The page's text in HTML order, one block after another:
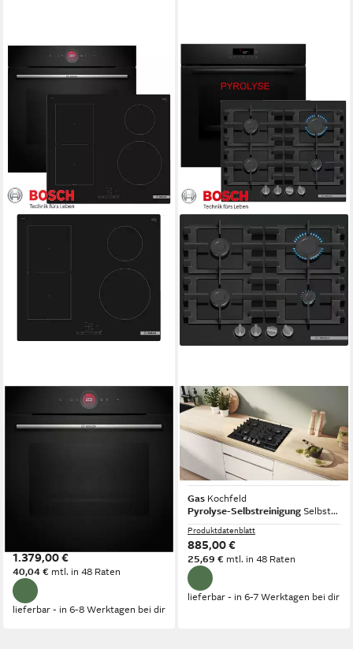
Induktions Herd-Set Bosch
Selbstreinigung
1.379,00 €
40,04 € mtl. in 48 Raten
lieferbar - in 6-8 Werktagen bei dir
BOSCH
Gasherd-Set Gasherd
Herdset Autark Pyrolyse
Backofen +GAS Glaskeramik
Kochfeld NEU
Gas Kochfeld
Pyrolyse-Selbstreinigung Selbstreinigung
Produktdatenblatt
885,00 €
25,69 € mtl. in 48 Raten
lieferbar - in 6-7 Werktagen bei dir